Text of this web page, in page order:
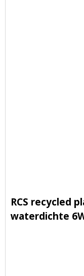
RCS recycled
waterdichte